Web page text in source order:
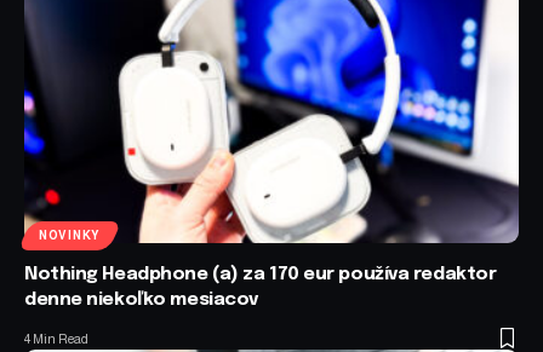
NOVINKY
Nothing Headphone (a) za 170 eur používa redaktor
denne niekoľko mesiacov
4 Min Read